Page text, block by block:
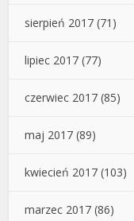
sierpień 2017 (71)
lipiec 2017 (77)
czerwiec 2017 (85)
maj 2017 (89)
kwiecień 2017 (103)
marzec 2017 (86)